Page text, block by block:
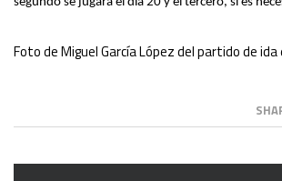
Foto de Miguel García López del partido de